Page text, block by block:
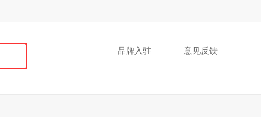
品牌入驻 意见反馈